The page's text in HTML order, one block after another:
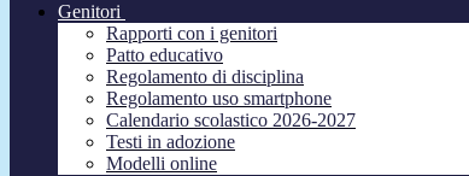
Genitori
Rapporti con i genitori
Patto educativo
Regolamento di disciplina
Regolamento uso smartphone
Calendario scolastico 2026-2027
Testi in adozione
Modelli online